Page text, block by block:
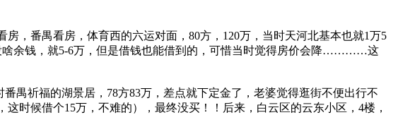
，番禺看房，体育西的六运对面，80方，120万，当时天河北基本也就1万5
啥余钱，就5-6万，但是借钱也能借到的，可惜当时觉得房价会降…………这
禺祈福的湖景居，78方83万，差点就下定金了，老婆觉得逛街不便出行不
时候借个15万，不难的），最终没买！！后来，白云区的云东小区，4楼，